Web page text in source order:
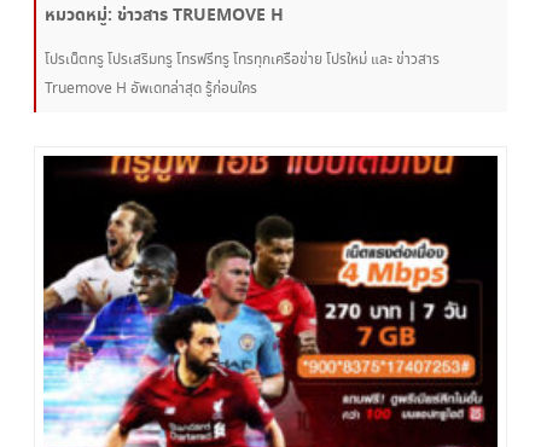
content
หมวดหมู่: ข่าวสาร TRUEMOVE H
โปรเน็ตทรู โปรเสริมทรู โทรฟรีทรู โทรทุกเครือข่าย โปรใหม่ และ ข่าวสาร
Truemove H อัพเดทล่าสุด รู้ก่อนใคร